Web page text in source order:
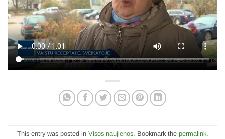
This entry was posted in Visos naujienos. Bookmark the permalink.